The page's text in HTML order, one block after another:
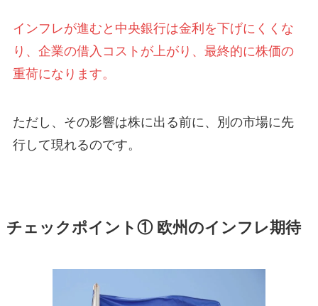
インフレが進むと中央銀行は金利を下げにくくな
り、企業の借入コストが上がり、最終的に株価の
重荷になります。
ただし、その影響は株に出る前に、別の市場に先
行して現れるのです。
チェックポイント① 欧州のインフレ期待